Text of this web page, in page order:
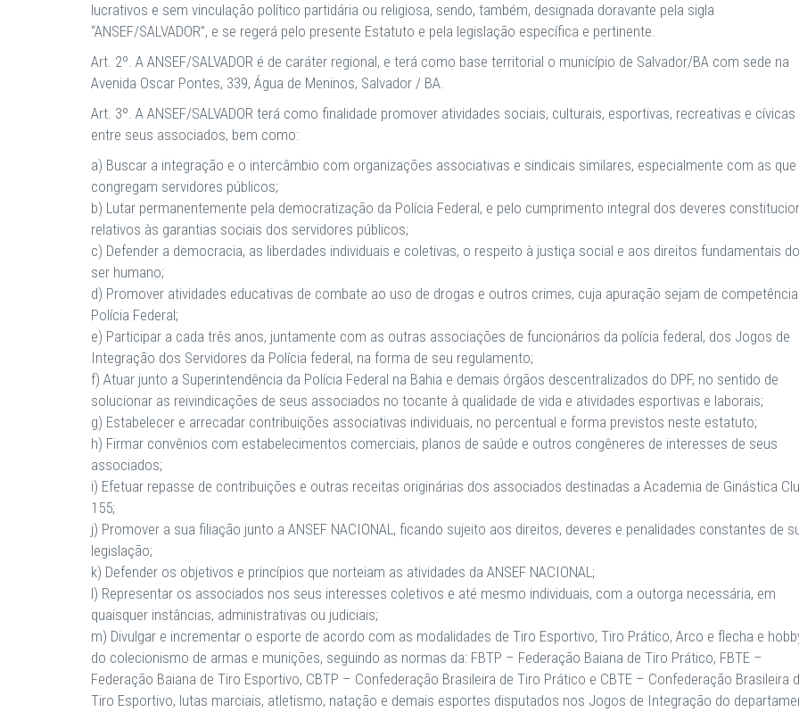
lucrativos e sem vinculação político partidária ou religiosa, sendo, também, designada doravante pela sigla
“ANSEF/SALVADOR”, e se regerá pelo presente Estatuto e pela legislação específica e pertinente.
Art. 2º. A ANSEF/SALVADOR é de caráter regional, e terá como base territorial o município de Salvador/BA com sede na
Avenida Oscar Pontes, 339, Água de Meninos, Salvador / BA.
Art. 3º. A ANSEF/SALVADOR terá como finalidade promover atividades sociais, culturais, esportivas, recreativas e cívicas
entre seus associados, bem como:
a) Buscar a integração e o intercâmbio com organizações associativas e sindicais similares, especialmente com as que
congregam servidores públicos;
b) Lutar permanentemente pela democratização da Polícia Federal, e pelo cumprimento integral dos deveres
relativos às garantias sociais dos servidores públicos;
c) Defender a democracia, as liberdades individuais e coletivas, o respeito à justiça social e aos direitos fundamentais do
ser humano;
d) Promover atividades educativas de combate ao uso de drogas e outros crimes, cuja apuração sejam de
Polícia Federal;
e) Participar a cada três anos, juntamente com as outras associações de funcionários da polícia federal, dos Jogos de
Integração dos Servidores da Polícia federal, na forma de seu regulamento;
f) Atuar junto a Superintendência da Polícia Federal na Bahia e demais órgãos descentralizados do DPF, no sentido de
solucionar as reivindicações de seus associados no tocante à qualidade de vida e atividades esportivas e laborais;
g) Estabelecer e arrecadar contribuições associativas individuais, no percentual e forma previstos neste estatuto;
h) Firmar convênios com estabelecimentos comerciais, planos de saúde e outros congêneres de interesses de seus
associados;
i) Efetuar repasse de contribuições e outras receitas originárias dos associados destinadas a Academia de Ginástica
155;
j) Promover a sua filiação junto a ANSEF NACIONAL, ficando sujeito aos direitos, deveres e penalidades constantes de
legislação;
k) Defender os objetivos e princípios que norteiam as atividades da ANSEF NACIONAL;
l) Representar os associados nos seus interesses coletivos e até mesmo individuais, com a outorga necessária, em
quaisquer instâncias, administrativas ou judiciais;
m) Divulgar e incrementar o esporte de acordo com as modalidades de Tiro Esportivo, Tiro Prático, Arco e flecha e
do colecionismo de armas e munições, seguindo as normas da: FBTP – Federação Baiana de Tiro Prático, FBTE –
Federação Baiana de Tiro Esportivo, CBTP – Confederação Brasileira de Tiro Prático e CBTE – Confederação Brasileira
Tiro Esportivo, lutas marciais, atletismo, natação e demais esportes disputados nos Jogos de Integração do